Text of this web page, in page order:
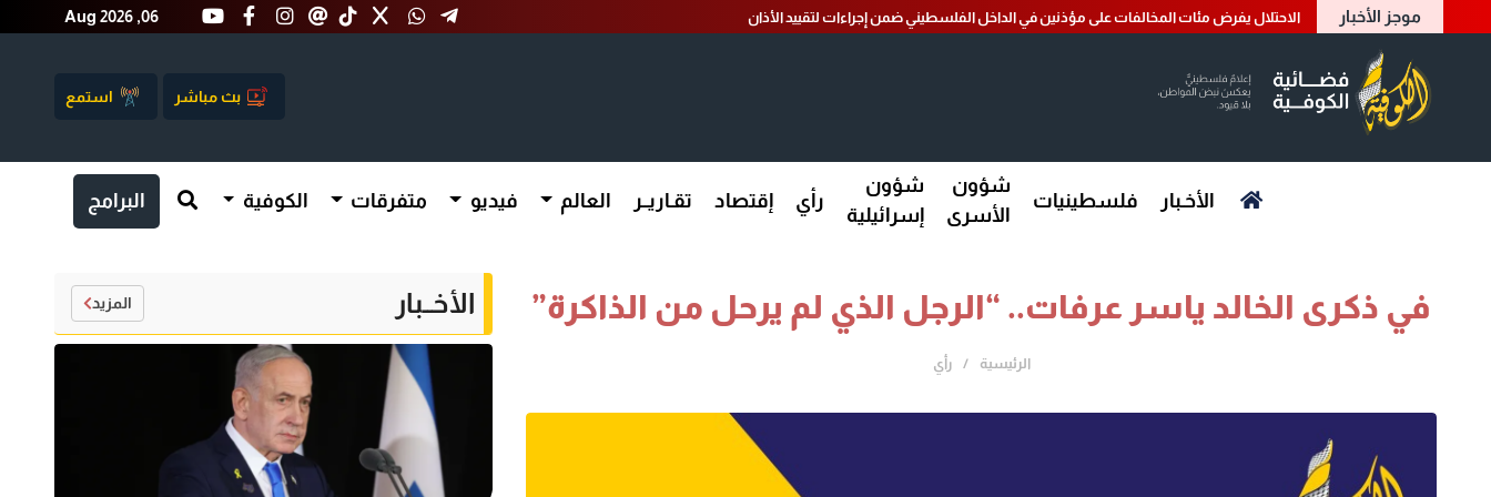
موجز الأخبار الاحتلال يفرض مئات المخالفات على مؤذنين في الداخل الفلسطيني ضمن إجراءات لتقييد الأذان Aug 2026 ,06
بث مباشر استمع
الأخـبار فلسطينيات
شؤون
الأسرى
شؤون
إسرائيلية
رأي إقتصاد تقـاريــر العالم فيديو متفرقات الكوفية البرامج
في ذكرى الخالد ياسر عرفات.. “الرجل الذي لم يرحل من الذاكرة”
الرئيسية رأي
الأخــبار المزيد